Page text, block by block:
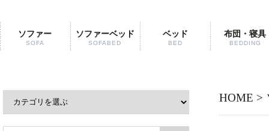
ソファー
SOFA
ソファーベッド
SOFABED
ベッド
BED
布団・寝具
BEDDING
HOME >